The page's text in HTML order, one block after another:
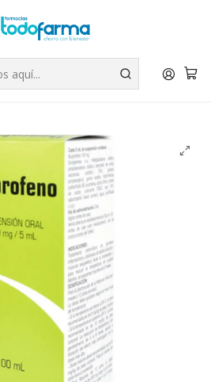
GRATIS por Rappi - Atención exclusiva
Leer más
Medicamentos
ml Suspensión oral 100 ml. Opko